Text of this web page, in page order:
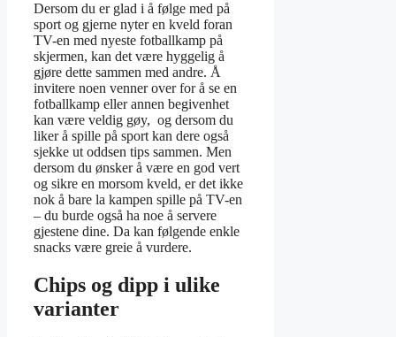
Dersom du er glad i å følge med på
sport og gjerne nyter en kveld foran
TV-en med nyeste fotballkamp på
skjermen, kan det være hyggelig å
gjøre dette sammen med andre. Å
invitere noen venner over for å se en
fotballkamp eller annen begivenhet
kan være veldig gøy, og dersom du
liker å spille på sport kan dere også
sjekke ut oddsen tips sammen. Men
dersom du ønsker å være en god vert
og sikre en morsom kveld, er det ikke
nok å bare la kampen spille på TV-en
– du burde også ha noe å servere
gjestene dine. Da kan følgende enkle
snacks være greie å vurdere.
Chips og dipp i ulike
varianter